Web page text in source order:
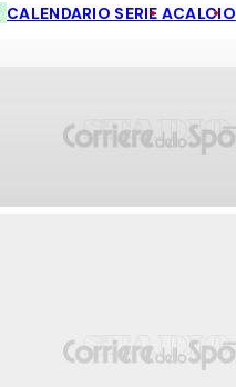
CALENDARIO SERIE ACALCIO